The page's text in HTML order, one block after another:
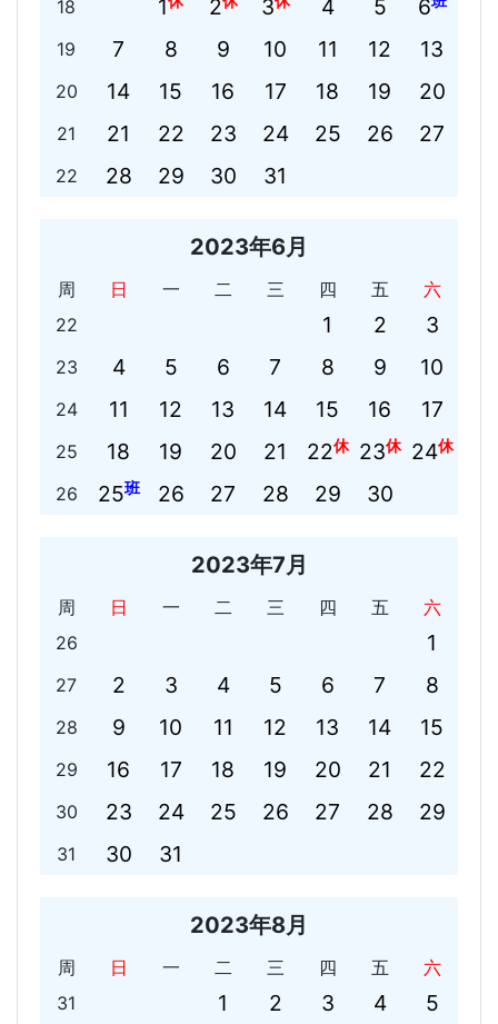
18
1 2 3 4 5 6
19 7 8 9 10 11 12 13
20 14 15 16 17 18 19 20
21 21 22 23 24 25 26 27
22 28 29 30 31
2023年6月
周 日 一 二 三 四 五
六
22
1 2 3
23 4 5 6 7 8 9 10
24 11 12 13 14 15 16 17
25 18 19 20 21 22休 23休 24休
26 25班 26 27 28 29 30
2023年7月
周 日 一 二 三 四 五
六
26
1
27 2 3 4 5 6 7 8
28 9 10 11 12 13 14 15
29 16 17 18 19 20 21 22
30 23 24 25 26 27 28 29
31 30 31
2023年8月
周 日 一 二 三 四 五
六
31
1 2 3 4 5